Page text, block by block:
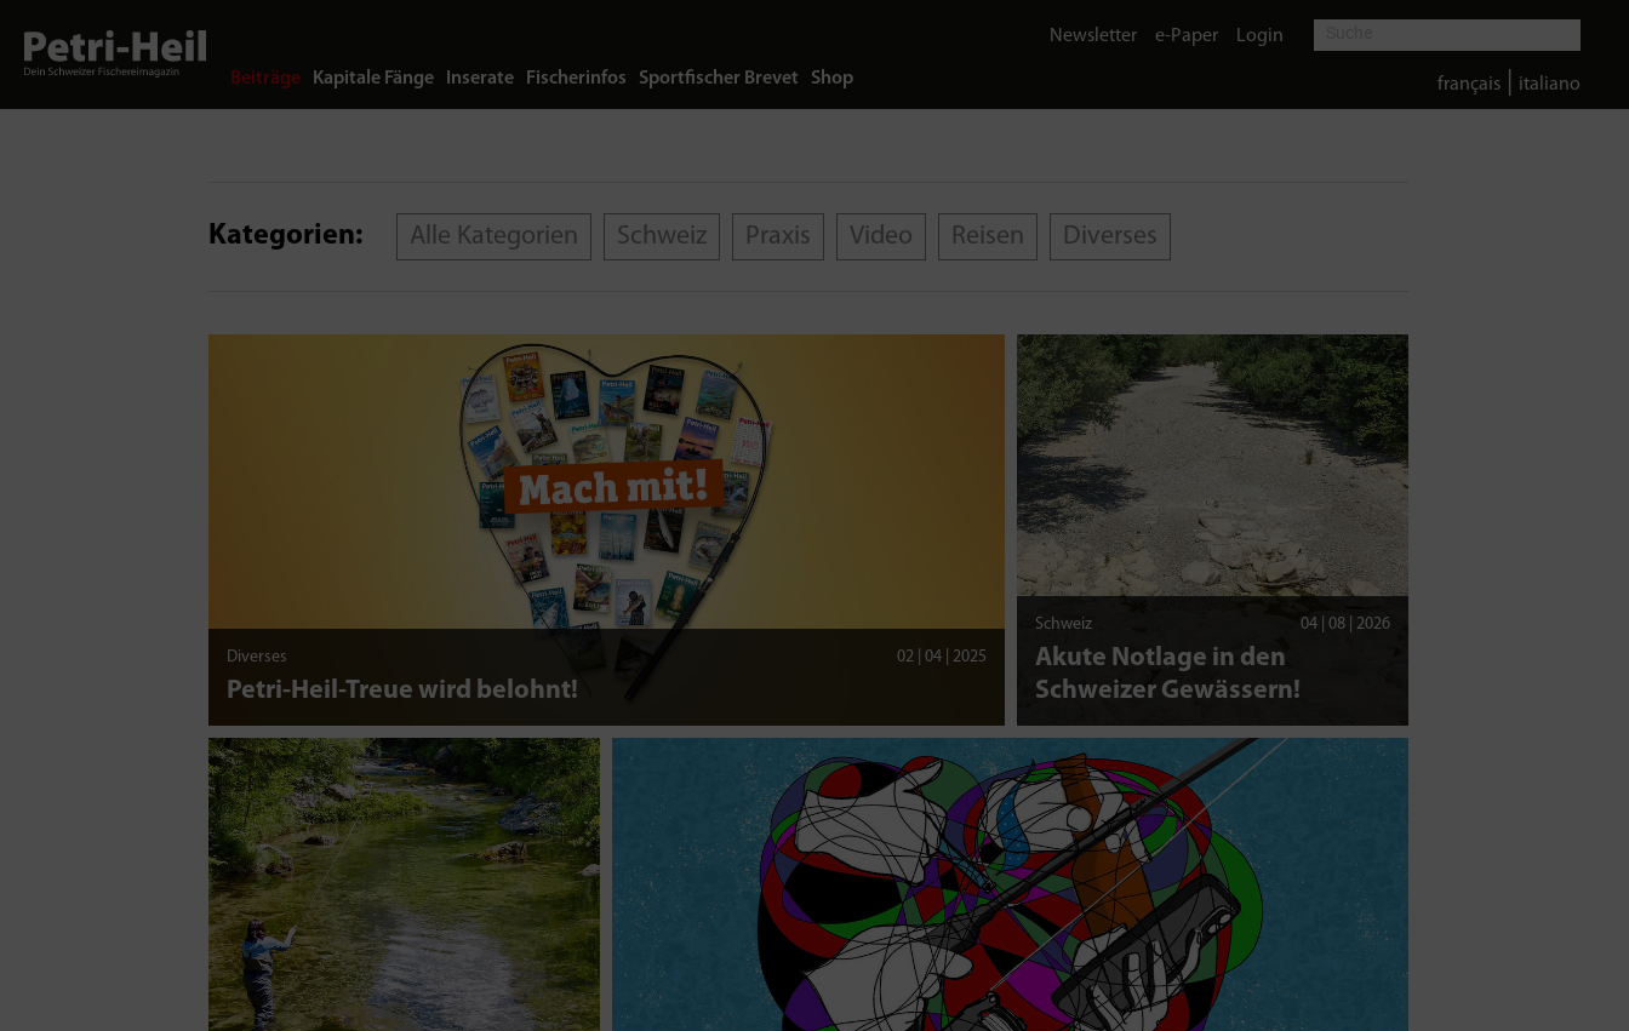
Beiträge Kapitale Fänge Inserate Fischerinfos Sportfischer Brevet Shop
Newsletter e-Paper Login
français italiano
Kategorien: Alle Kategorien Schweiz Praxis Video Reisen Diverses
Diverses 02 | 04 | 2025
Petri-Heil-Treue wird belohnt!
Schweiz 04 | 08 | 2026
Akute Notlage in den
Schweizer Gewässern!